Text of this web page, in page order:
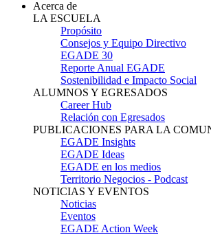
Acerca de
LA ESCUELA
Propósito
Consejos y Equipo Directivo
EGADE 30
Reporte Anual EGADE
Sostenibilidad e Impacto Social
ALUMNOS Y EGRESADOS
Career Hub
Relación con Egresados
PUBLICACIONES PARA LA
EGADE Insights
EGADE Ideas
EGADE en los medios
Territorio Negocios - Podcast
NOTICIAS Y EVENTOS
Noticias
Eventos
EGADE Action Week